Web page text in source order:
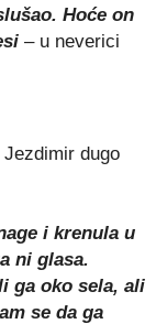
Hoće on
– u neverici
dugo
i krenula u
ni glasa.
ga oko sela, ali
se da ga